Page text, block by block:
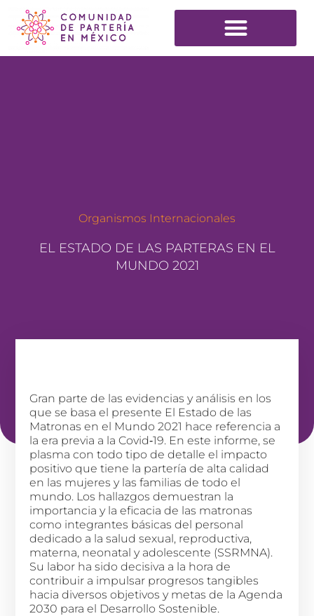
Organismos Internacionales
EL ESTADO DE LAS PARTERAS EN EL
MUNDO 2021
Gran parte de las evidencias y análisis en los
que se basa el presente El Estado de las
Matronas en el Mundo 2021 hace referencia a
la era previa a la Covid‑19. En este informe, se
plasma con todo tipo de detalle el impacto
positivo que tiene la partería de alta calidad
en las mujeres y las familias de todo el
mundo. Los hallazgos demuestran la
importancia y la eficacia de las matronas
como integrantes básicas del personal
dedicado a la salud sexual, reproductiva,
materna, neonatal y adolescente (SSRMNA).
Su labor ha sido decisiva a la hora de
contribuir a impulsar progresos tangibles
hacia diversos objetivos y metas de la Agenda
2030 para el Desarrollo Sostenible.